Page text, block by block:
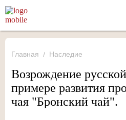
Главная Наследие
Возрождение
примере развития
чая "Бронский чай".